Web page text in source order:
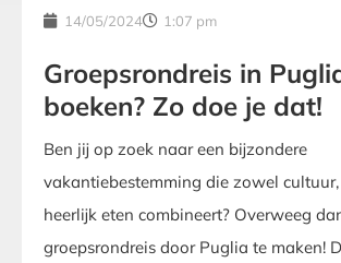
14/05/2024 1:07 pm
Groepsrondreis in
boeken? Zo doe je dat!
Ben jij op zoek naar een bijzondere
vakantiebestemming die zowel
heerlijk eten combineert? Overweeg
groepsrondreis door Puglia te maken!